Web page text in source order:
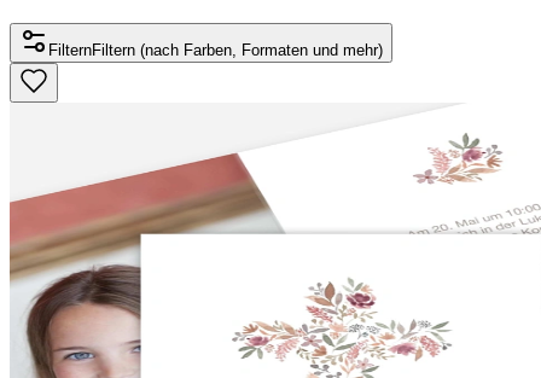
FilternFiltern (nach Farben, Formaten und mehr)